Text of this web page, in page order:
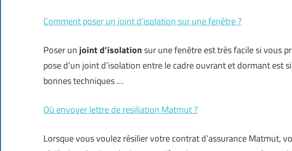
Comment poser un joint d’isolation sur une fenêtre ?
Poser un joint d’isolationsur une fenêtre est très facile si vous
pose d’un joint d’isolation entre le cadre ouvrant et dormant est
bonnes techniques …
Où envoyer lettre de resiliation Matmut ?
Lorsque vous voulez résilier votre contrat d’assurance Matmut,